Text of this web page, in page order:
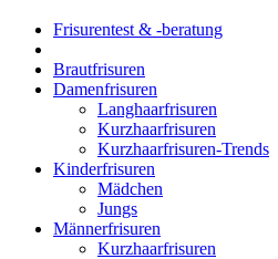
Frisurentest & -beratung
Brautfrisuren
Damenfrisuren
Langhaarfrisuren
Kurzhaarfrisuren
Kurzhaarfrisuren-Trends
Kinderfrisuren
Mädchen
Jungs
Männerfrisuren
Kurzhaarfrisuren